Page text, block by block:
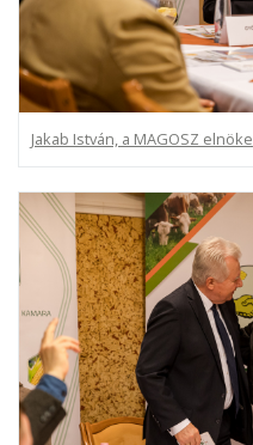
Jakab István, a MAGOSZ elnöke